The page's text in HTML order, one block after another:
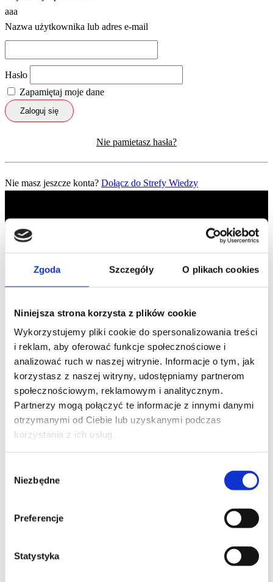
Zgoda Szczegóły O plikach cookies
Niniejsza strona korzysta z plików cookie
Wykorzystujemy pliki cookie do spersonalizowania treści
i reklam, aby oferować funkcje społecznościowe i
analizować ruch w naszej witrynie. Informacje o tym, jak
korzystasz z naszej witryny, udostępniamy partnerom
społecznościowym, reklamowym i analitycznym.
Partnerzy mogą połączyć te informacje z innymi danymi
otrzymanymi od Ciebie lub uzyskanymi podczas
korzystania z ich usług.
zgody
Niezbędne
Preferencje
Statystyka
aaa
Nazwa użytkownika lub adres e-mail
Hasło
Zapamiętaj moje dane
Zaloguj się
Nie pamietasz hasła?
Nie masz jeszcze konta? Dołącz do Strefy Wiedzy
Szpilka
Profil tiktok Czerwona Szpilka
Profil youtube Czerwona
Szpilka
Kontakt
kontakt@czerwonaszpilka.pl